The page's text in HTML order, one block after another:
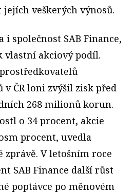
veškerých výnosů.
i společnost SAB Finance,
akciový podíl.
v ČR loni zvýšil zisk před
268 milionů korun.
o 34 procent, akcie
procent, uvedla
zprávě. V letošním roce
SAB Finance další růst
poptávce po měnovém